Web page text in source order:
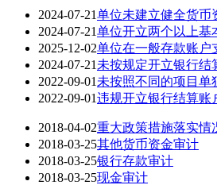
2024-07-21单位未建立健全货币
2024-07-21单位开立两个以上基
2025-12-02单位在一般存款账户
2024-07-21 未按规定开立银行结
2022-09-01 未按照不同的项目单
2022-09-01违规开立银行结算账
2018-04-02重大政策措施落实情
2018-03-25其他货币资金审计
2018-03-25银行存款审计
2018-03-25现金审计